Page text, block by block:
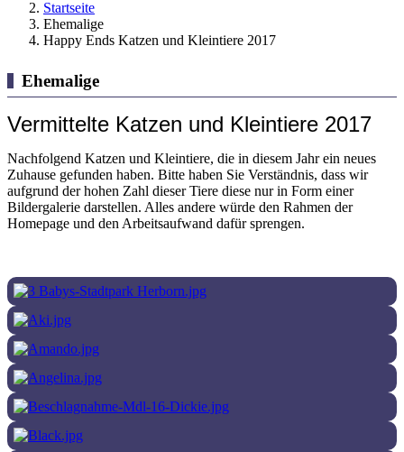
Startseite
Ehemalige
Happy Ends Katzen und Kleintiere 2017
Ehemalige
Vermittelte Katzen und Kleintiere 2017
Nachfolgend Katzen und Kleintiere, die in diesem Jahr ein neues
Zuhause gefunden haben. Bitte haben Sie Verständnis, dass wir
aufgrund der hohen Zahl dieser Tiere diese nur in Form einer
Bildergalerie darstellen. Alles andere würde den Rahmen der
Homepage und den Arbeitsaufwand dafür sprengen.